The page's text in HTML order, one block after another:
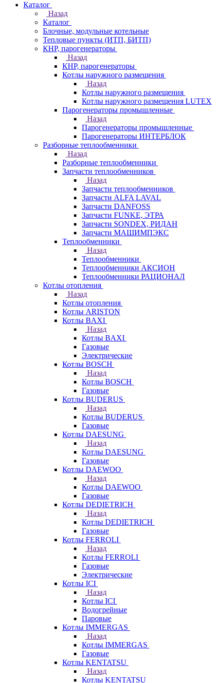
Каталог
Назад
Каталог
Блочные, модульные котельные
Тепловые пункты (ИТП, БИТП)
КНР, парогенераторы
Назад
КНР, парогенераторы
Котлы наружного размещения
Назад
Котлы наружного размещения
Котлы наружного размещения LUTEX
Парогенераторы промышленные
Назад
Парогенераторы промышленные
Парогенераторы ИНТЕРБЛОК
Разборные теплообменники
Назад
Разборные теплообменники
Запчасти теплообменников
Назад
Запчасти теплообменников
Запчасти ALFA LAVAL
Запчасти DANFOSS
Запчасти FUNKE, ЭТРА
Запчасти SONDEX, РИДАН
Запчасти МАШИМПЭКС
Теплообменники
Назад
Теплообменники
Теплообменники АКСИОН
Теплообменники РАЦИОНАЛ
Котлы отопления
Назад
Котлы отопления
Котлы ARISTON
Котлы BAXI
Назад
Котлы BAXI
Газовые
Электрические
Котлы BOSCH
Назад
Котлы BOSCH
Газовые
Котлы BUDERUS
Назад
Котлы BUDERUS
Газовые
Котлы DAESUNG
Назад
Котлы DAESUNG
Газовые
Котлы DAEWOO
Назад
Котлы DAEWOO
Газовые
Котлы DEDIETRICH
Назад
Котлы DEDIETRICH
Газовые
Котлы FERROLI
Назад
Котлы FERROLI
Газовые
Электрические
Котлы ICI
Назад
Котлы ICI
Водогрейные
Паровые
Котлы IMMERGAS
Назад
Котлы IMMERGAS
Газовые
Котлы KENTATSU
Назад
Котлы KENTATSU